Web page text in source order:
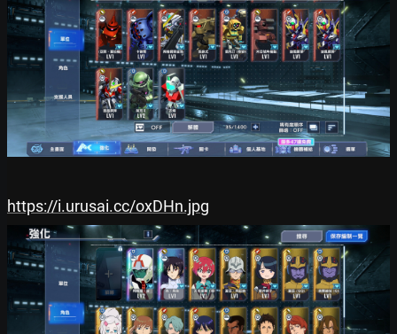
https://i.urusai.cc/oxDHn.jpg